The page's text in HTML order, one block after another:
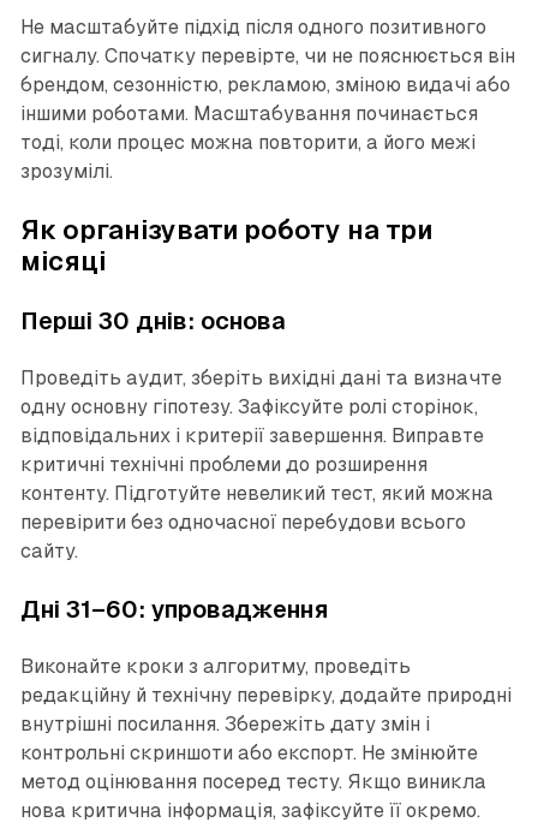
Не масштабуйте підхід після одного позитивного
сигналу. Спочатку перевірте, чи не пояснюється він
брендом, сезонністю, рекламою, зміною видачі або
іншими роботами. Масштабування починається
тоді, коли процес можна повторити, а його межі
зрозумілі.
Як організувати роботу на три
місяці
Перші 30 днів: основа
Проведіть аудит, зберіть вихідні дані та визначте
одну основну гіпотезу. Зафіксуйте ролі сторінок,
відповідальних і критерії завершення. Виправте
критичні технічні проблеми до розширення
контенту. Підготуйте невеликий тест, який можна
перевірити без одночасної перебудови всього
сайту.
Дні 31–60: упровадження
Виконайте кроки з алгоритму, проведіть
редакційну й технічну перевірку, додайте природні
внутрішні посилання. Збережіть дату змін і
контрольні скриншоти або експорт. Не змінюйте
метод оцінювання посеред тесту. Якщо виникла
нова критична інформація, зафіксуйте її окремо.